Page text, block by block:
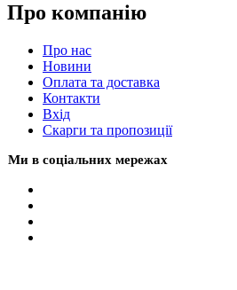
Про компанію
Про нас
Новини
Оплата та доставка
Контакти
Вхiд
Скарги та пропозиції
Ми в соціальних мережах